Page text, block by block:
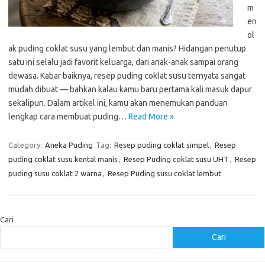
m
en
ol
ak puding coklat susu yang lembut dan manis? Hidangan penutup
satu ini selalu jadi favorit keluarga, dari anak-anak sampai orang
dewasa. Kabar baiknya, resep puding coklat susu ternyata sangat
mudah dibuat — bahkan kalau kamu baru pertama kali masuk dapur
sekalipun. Dalam artikel ini, kamu akan menemukan panduan
lengkap cara membuat puding… Read More »
Category: Aneka Puding Tag: Resep puding coklat simpel, Resep
puding coklat susu kental manis , Resep Puding coklat susu UHT , Resep
puding susu coklat 2 warna , Resep Puding susu coklat lembut
Cari
Cari